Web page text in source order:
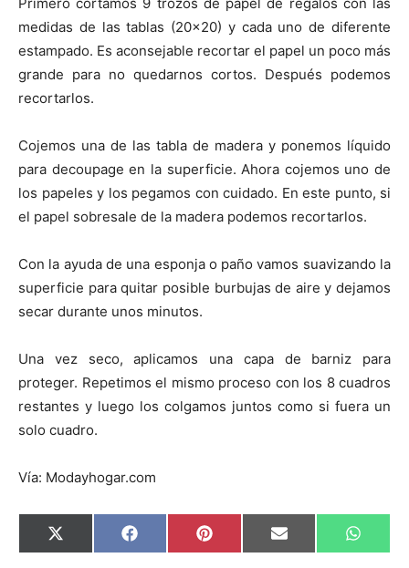
Primero cortamos 9 trozos de papel de regalos con las
medidas de las tablas (20×20) y cada uno de diferente
estampado. Es aconsejable recortar el papel un poco más
grande para no quedarnos cortos. Después podemos
recortarlos.
Cojemos una de las tabla de madera y ponemos líquido
para decoupage en la superficie. Ahora cojemos uno de
los papeles y los pegamos con cuidado. En este punto, si
el papel sobresale de la madera podemos recortarlos.
Con la ayuda de una esponja o paño vamos suavizando la
superficie para quitar posible burbujas de aire y dejamos
secar durante unos minutos.
Una vez seco, aplicamos una capa de barniz para
proteger. Repetimos el mismo proceso con los 8 cuadros
restantes y luego los colgamos juntos como si fuera un
solo cuadro.
Vía: Modayhogar.com
C
o
X
(
C
o
F
a
C
o
P
i
C
o
E
m
C
o
W
h